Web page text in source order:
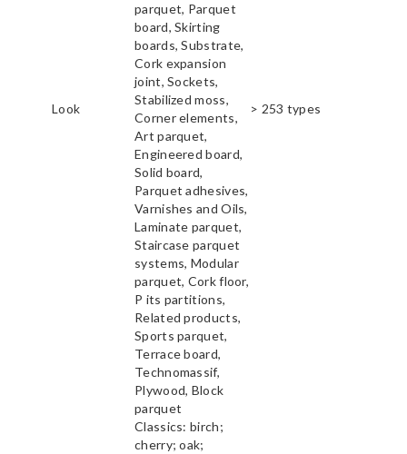
Look
parquet, Parquet
board, Skirting
boards, Substrate,
Cork expansion
joint, Sockets,
Stabilized moss,
Corner elements,
Art parquet,
Engineered board,
Solid board,
Parquet adhesives,
Varnishes and Oils,
Laminate parquet,
Staircase parquet
systems, Modular
parquet, Cork floor,
P its partitions,
Related products,
Sports parquet,
Terrace board,
Technomassif,
Plywood, Block
parquet
> 253 types
Classics: birch;
cherry; oak;